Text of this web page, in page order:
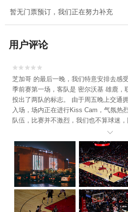
暂无门票预订，我们正在努力补充
用户评论


芝加哥 的最后一晚，我们特意安排去感
季前赛第一场，客队是 密尔沃基 雄鹿，
投出了两队的标志。 由于周五晚上交通
入场，场内正在进行Kiss Cam，气氛热
队伍，比赛并不激烈，我们也不算球迷
上，而是现场火热的氛围和花样百出的
说是一个全场参与的大Party。 来到联
牛队之神——乔丹雕像。 主场球队不负
即将划下句号。
